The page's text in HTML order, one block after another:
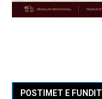
POSTIMET E FUNDIT